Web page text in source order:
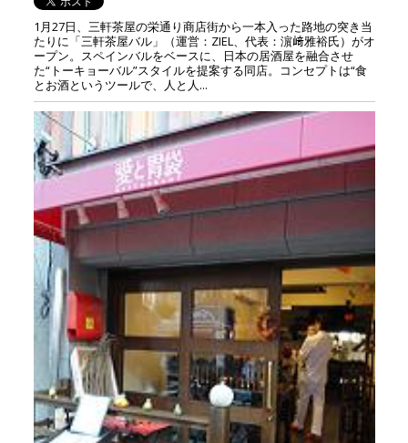
1月27日、三軒茶屋の栄通り商店街から一本入った路地の突き当
たりに「三軒茶屋バル」（運営：ZIEL、代表：濵﨑雅裕氏）がオ
ープン。スペインバルをベースに、日本の居酒屋を融合させ
た“トーキョーバル”スタイルを提案する同店。コンセプトは“食
とお酒というツールで、人と人...